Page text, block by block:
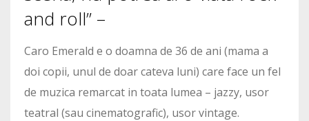
and roll” –
Caro Emerald e o doamna de 36 de ani (mama a
doi copii, unul de doar cateva luni) care face un fel
de muzica remarcat in toata lumea – jazzy, usor
teatral (sau cinematografic), usor vintage.